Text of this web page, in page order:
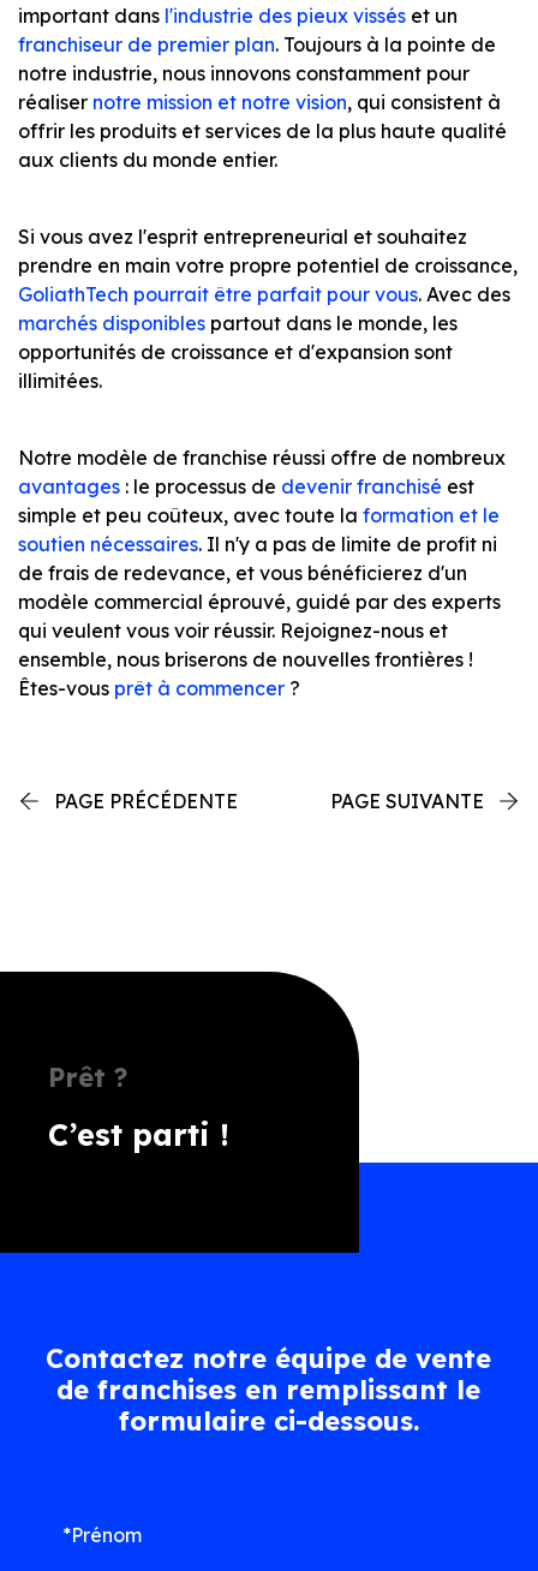
important dans l'industrie des pieux vissés et un
franchiseur de premier plan. Toujours à la pointe de
notre industrie, nous innovons constamment pour
réaliser notre mission et notre vision, qui consistent à
offrir les produits et services de la plus haute qualité
aux clients du monde entier.
Si vous avez l'esprit entrepreneurial et souhaitez
prendre en main votre propre potentiel de croissance,
GoliathTech pourrait être parfait pour vous. Avec des
marchés disponibles partout dans le monde, les
opportunités de croissance et d'expansion sont
illimitées.
Notre modèle de franchise réussi offre de nombreux
avantages : le processus de devenir franchisé est
simple et peu coûteux, avec toute la formation et le
soutien nécessaires. Il n'y a pas de limite de profit ni
de frais de redevance, et vous bénéficierez d'un
modèle commercial éprouvé, guidé par des experts
qui veulent vous voir réussir. Rejoignez-nous et
ensemble, nous briserons de nouvelles frontières !
Êtes-vous prêt à commencer ?
PAGE PRÉCÉDENTE PAGE SUIVANTE
Prêt ?
C’est parti !
Contactez notre équipe de vente
de franchises en remplissant le
formulaire ci-dessous.
*Prénom